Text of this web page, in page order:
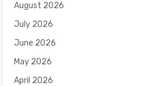
August 2026
July 2026
June 2026
May 2026
April 2026